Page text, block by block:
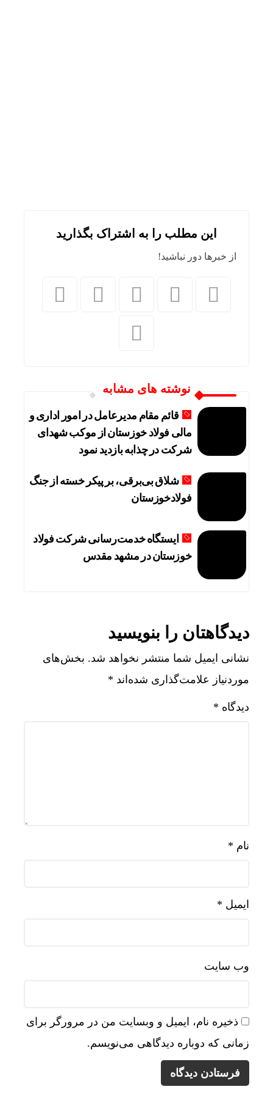
این مطلب را به اشتراک بگذارید
از خبرها دور نباشید!
نوشته های مشابه
قائم مقام مدیرعامل در امور اداری و
مالی فولاد خوزستان از موکب شهدای
شرکت در چذابه بازدید نمود
شلاق‌ بی‌برقی، بر پیکر خسته‌ از جنگ
فولادخوزستان
ایستگاه خدمت‌رسانی شرکت فولاد
خوزستان در مشهد مقدس
دیدگاهتان را بنویسید
نشانی ایمیل شما منتشر نخواهد شد. بخش‌های
موردنیاز علامت‌گذاری شده‌اند *
دیدگاه *
نام *
ایمیل *
وب‌ سایت
ذخیره نام، ایمیل و وبسایت من در مرورگر برای
زمانی که دوباره دیدگاهی می‌نویسم.